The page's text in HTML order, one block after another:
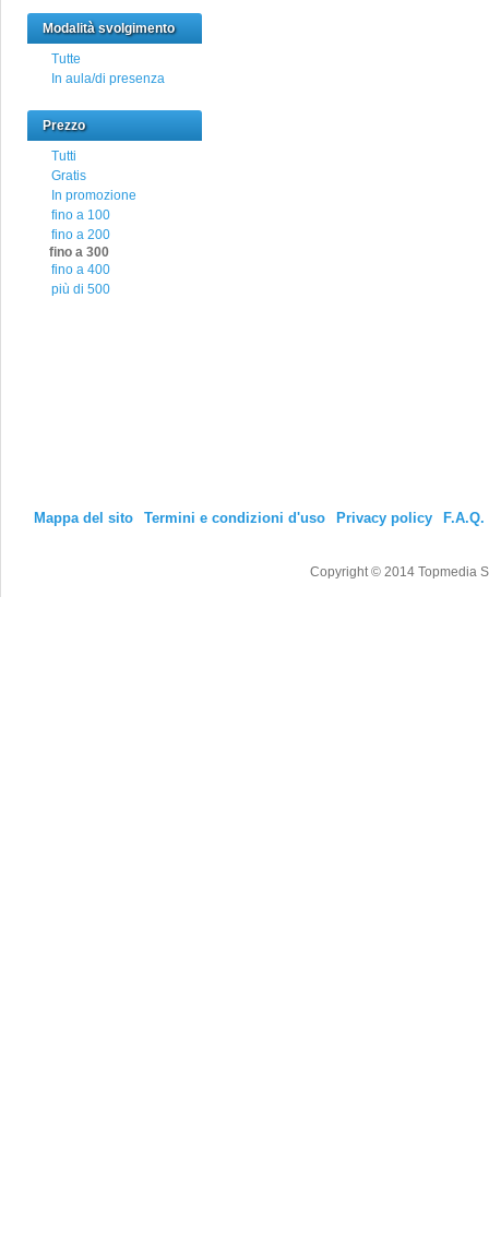
Modalità svolgimento
Tutte
In aula/di presenza
Prezzo
Tutti
Gratis
In promozione
fino a 100
fino a 200
fino a 300
fino a 400
più di 500
Mappa del sito Termini e condizioni d'uso Privacy policy F.A.Q.
Copyright © 2014 Topmedia